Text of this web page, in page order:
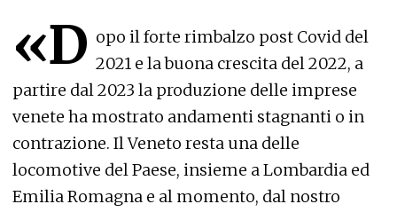
«D opo il forte rimbalzo post Covid del
2021 e la buona crescita del 2022, a
partire dal 2023 la produzione delle imprese
venete ha mostrato andamenti stagnanti o in
contrazione. Il Veneto resta una delle
locomotive del Paese, insieme a Lombardia ed
Emilia Romagna e al momento, dal nostro